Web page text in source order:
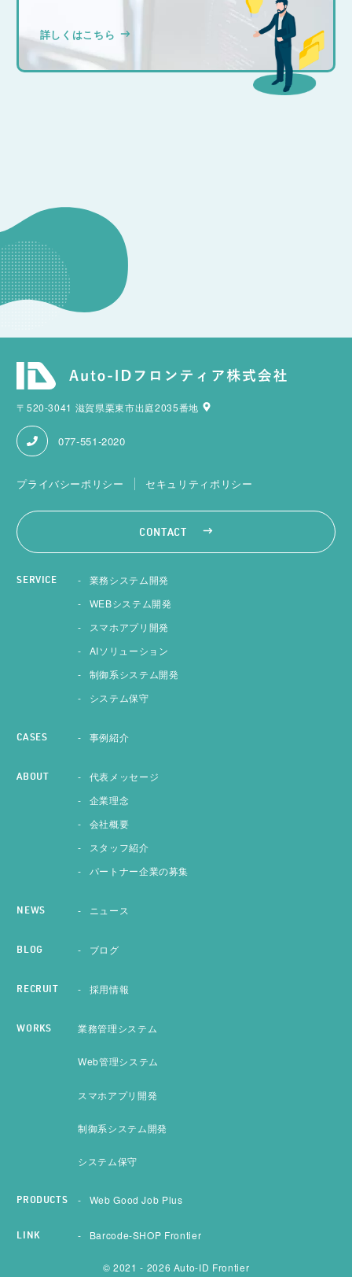
詳しくはこちら
〒520-3041 滋賀県栗東市出庭2035番地
077-551-2020
プライバシーポリシー セキュリティポリシー
CONTACT
SERVICE
業務システム開発
WEBシステム開発
スマホアプリ開発
AIソリューション
制御系システム開発
システム保守
CASES 事例紹介
ABOUT
代表メッセージ
企業理念
会社概要
スタッフ紹介
パートナー企業の募集
NEWS ニュース
BLOG ブログ
RECRUIT 採用情報
WORKS 業務管理システム
Web管理システム
スマホアプリ開発
制御系システム開発
システム保守
PRODUCTS Web Good Job Plus
LINK Barcode-SHOP Frontier
© 2021 - 2026 Auto-ID Frontier